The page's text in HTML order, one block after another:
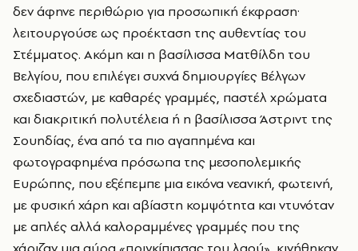
δεν άφηνε περιθώριο για προσωπική έκφραση·
λειτουργούσε ως προέκταση της αυθεντίας του
Στέμματος. Ακόμη και η βασίλισσα Ματθίλδη του
Βελγίου, που επιλέγει συχνά δημιουργίες Βέλγων
σχεδιαστών, με καθαρές γραμμές, παστέλ χρώματα
και διακριτική πολυτέλεια ή η βασίλισσα Άστριντ της
Σουηδίας, ένα από τα πιο αγαπημένα και
φωτογραφημένα πρόσωπα της μεσοπολεμικής
Ευρώπης, που εξέπεμπε μια εικόνα νεανική, φωτεινή,
με φυσική χάρη και αβίαστη κομψότητα και ντυνόταν
με απλές αλλά καλοραμμένες γραμμές που της